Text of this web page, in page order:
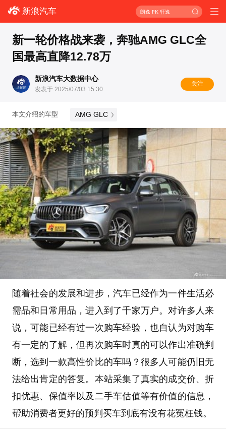
新浪汽车 朗逸 PK 轩逸
新一轮价格战来袭，奔驰AMG GLC全
国最高直降12.78万
新浪汽车大数据中心
发表于 2025/07/03 15:30
关注
本文介绍的车型 AMG GLC
随着社会的发展和进步，汽车已经作为一件生活必
需品和日常用品，进入到了千家万户。对许多人来
说，可能已经有过一次购车经验，也自认为对购车
有一定的了解，但再次购车时真的可以作出准确判
断，选到一款高性价比的车吗？很多人可能仍旧无
法给出肯定的答复。本站采集了真实的成交价、折
扣优惠、保值率以及二手车估值等有价值的信息，
帮助消费者更好的预判买车到底有没有花冤枉钱。